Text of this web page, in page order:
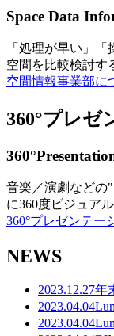
Space Data
「処理が早い」
空間を比較検討す
空間情報事業部に
360°プレゼ
音楽／演劇などの
に360度ビジュア
360°プレゼンテー
NEWS
2023.12.27年
2023.04.04
2023.04.04